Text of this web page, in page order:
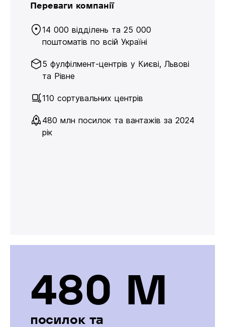
Переваги компанії
14 000 відділень та 25 000
поштоматів по всій Україні
5 фулфілмент-центрів у Києві, Львові
та Рівне
110 сортувальних центрів
480 млн посилок та вантажів за 2024
рік
480 М
посилок та